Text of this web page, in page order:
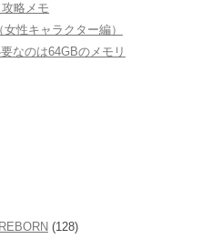
略メモ
性キャラクター編）
なのは64GBのメモリ
(128)